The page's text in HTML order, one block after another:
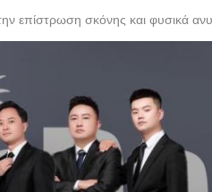
επίστρωση σκόνης και φυσικά